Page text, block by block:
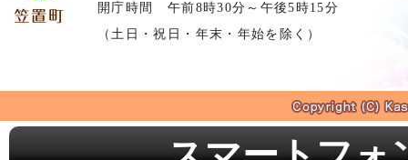
開庁時間 午前8時30分～午後5時15分
（土日・祝日・年末・年始を除く）